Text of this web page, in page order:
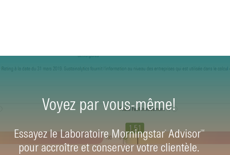
Voyez par vous-même!
Essayez le Laboratoire Morningstar®AdvisorSM
pour accroître et conserver votre clientèle.